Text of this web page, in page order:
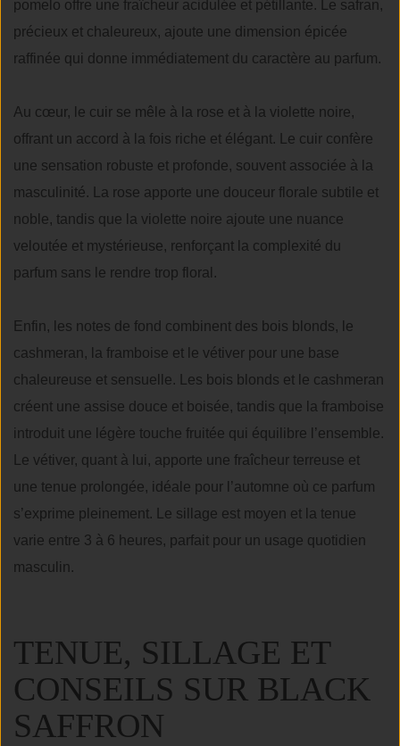
pomelo offre une fraîcheur acidulée et pétillante. Le safran,
précieux et chaleureux, ajoute une dimension épicée
raffinée qui donne immédiatement du caractère au parfum.
Au cœur, le cuir se mêle à la rose et à la violette noire,
offrant un accord à la fois riche et élégant. Le cuir confère
une sensation robuste et profonde, souvent associée à la
masculinité. La rose apporte une douceur florale subtile et
noble, tandis que la violette noire ajoute une nuance
veloutée et mystérieuse, renforçant la complexité du
parfum sans le rendre trop floral.
Enfin, les notes de fond combinent des bois blonds, le
cashmeran, la framboise et le vétiver pour une base
chaleureuse et sensuelle. Les bois blonds et le cashmeran
créent une assise douce et boisée, tandis que la framboise
introduit une légère touche fruitée qui équilibre l’ensemble.
Le vétiver, quant à lui, apporte une fraîcheur terreuse et
une tenue prolongée, idéale pour l’automne où ce parfum
s’exprime pleinement. Le sillage est moyen et la tenue
varie entre 3 à 6 heures, parfait pour un usage quotidien
masculin.
TENUE, SILLAGE ET
CONSEILS SUR BLACK
SAFFRON